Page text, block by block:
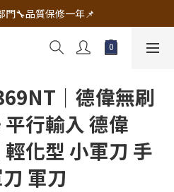
一首選 宇慶五金網拍🔧
門🔧品質保修一年📌
一首選 宇慶五金網拍🔧
｜德偉無刷
行輸入 德偉
輕化型 小軍刀 手
軍刀